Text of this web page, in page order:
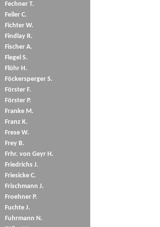
Fechner T.
Feiler C.
Fichter W.
Findlay R.
Fischer A.
Flegel S.
Flühr H.
Föckersperger S.
Förster F.
Förster P.
Franke M.
Franz K.
Frese W.
Frey B.
Frhr. von Geyr H.
Friedrichs J.
Friesicke C.
Frischmann J.
Froehner P.
Fuchte J.
Fuhrmann N.